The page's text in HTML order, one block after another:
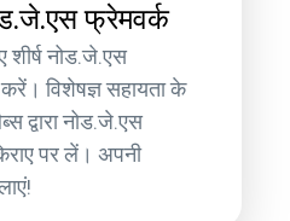
फ्रेमवर्क
शीर्ष नोड.जे.एस
विशेषज्ञ सहायता के
द्वारा नोड.जे.एस
पर लें। अपनी